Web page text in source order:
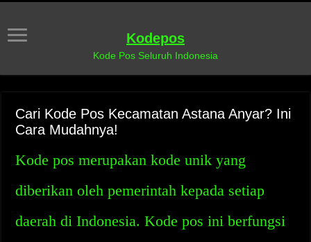
Kodepos
Kode Pos Seluruh Indonesia
Cari Kode Pos Kecamatan Astana Anyar? Ini
Cara Mudahnya!
Kode pos merupakan kode unik yang
diberikan oleh pemerintah kepada setiap
daerah di Indonesia. Kode pos ini berfungsi